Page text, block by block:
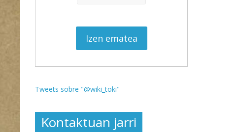
Tweets sobre "@wiki_toki"
Kontaktuan jarri